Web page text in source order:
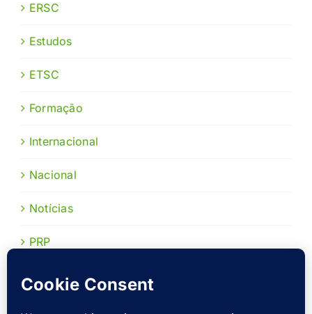
ERSC
Estudos
ETSC
Formação
Internacional
Nacional
Notícias
PRP
Publicações